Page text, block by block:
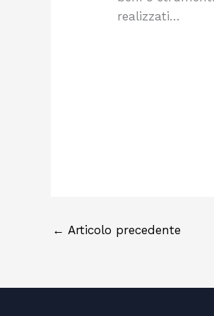
realizzati…
← Articolo precedente